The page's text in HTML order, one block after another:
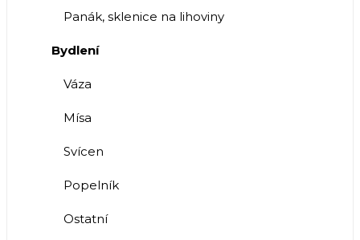
Panák, sklenice na lihoviny
Bydlení
Váza
Mísa
Svícen
Popelník
Ostatní